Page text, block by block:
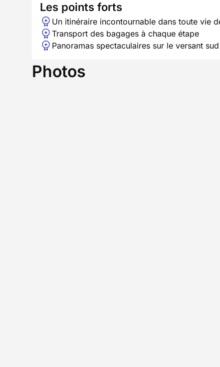
Les points forts
Un itinéraire incontournable dans toute vie
Transport des bagages à chaque étape
Panoramas spectaculaires sur le versant
Photos